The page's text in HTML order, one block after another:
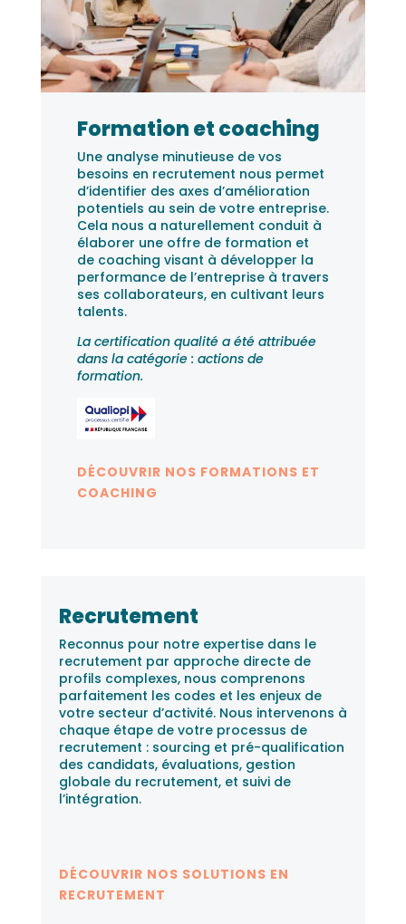
Formation et coaching
Une analyse minutieuse de vos
besoins en recrutement nous permet
d’identifier des axes d’amélioration
potentiels au sein de votre entreprise.
Cela nous a naturellement conduit à
élaborer une offre de formation et
de coaching visant à développer la
performance de l’entreprise à travers
ses collaborateurs, en cultivant leurs
talents.
La certification qualité a été attribuée
dans la catégorie : actions de
formation.
DÉCOUVRIR NOS FORMATIONS ET
COACHING
Recrutement
Reconnus pour notre expertise dans le
recrutement par approche directe de
profils complexes, nous comprenons
parfaitement les codes et les enjeux de
votre secteur d’activité. Nous intervenons à
chaque étape de votre processus de
recrutement : sourcing et pré-qualification
des candidats, évaluations, gestion
globale du recrutement, et suivi de
l’intégration.
DÉCOUVRIR NOS SOLUTIONS EN
RECRUTEMENT